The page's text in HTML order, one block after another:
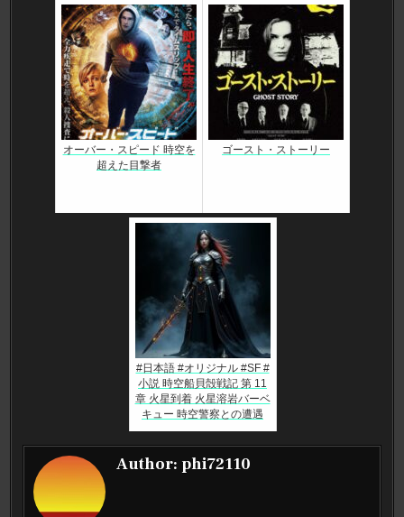
オーバー・スピード 時空を
超えた目撃者
ゴースト・ストーリー
#日本語 #オリジナル #SF #
小説 時空船貝殻戦記 第 11
章 火星到着 火星溶岩バーベ
キュー 時空警察との遭遇
Author: phi72110